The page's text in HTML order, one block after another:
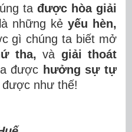
ta được hòa giải
những kẻ yếu hèn,
gì chúng ta biết mở
tha, và giải thoát
được hưởng sự tự
như thế!